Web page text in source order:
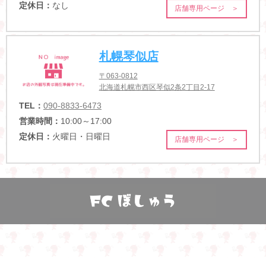
定休日： なし 店舗専用ページ ＞
札幌琴似店
〒063-0812
北海道札幌市西区琴似2条2丁目2-17
TEL： 090-8833-6473
営業時間： 10:00～17:00
定休日： 火曜日・日曜日 店舗専用ページ ＞